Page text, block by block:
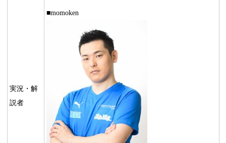
実況・解
説者
■momoken